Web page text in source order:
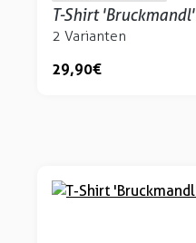
T-Shirt 'Bruckmandl'
2 Varianten
29,90 €